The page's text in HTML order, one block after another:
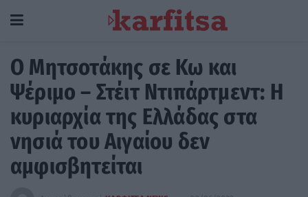
Ο Μητσοτάκης σε Κω και
Ψέριμο – Στέιτ Ντιπάρτμεντ: Η
κυριαρχία της Ελλάδας στα
νησιά του Αιγαίου δεν
αμφισβητείται